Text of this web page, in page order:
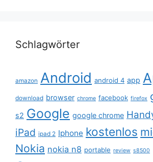
Schlagwörter
amazon Android android 4 app
download browser chrome facebook firefox
s2 Google google chrome
iPad ipad 2 Iphone kostenlos
Nokia nokia n8 portable review s8500